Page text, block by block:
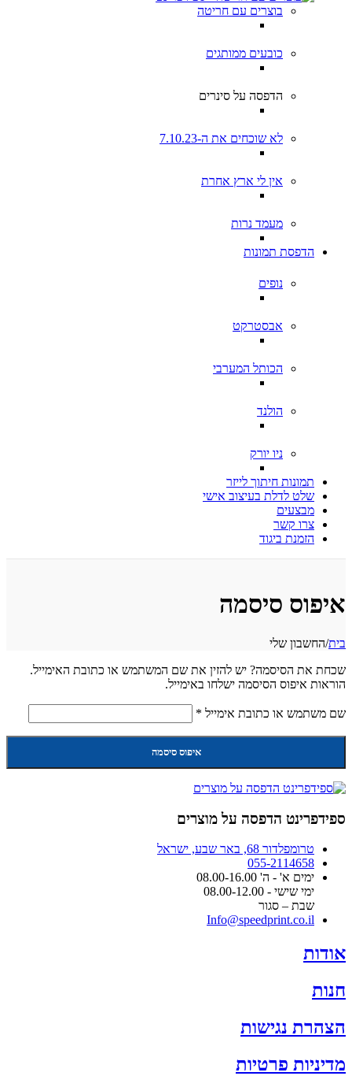
בוצרים עם חריטה
כובעים ממותגים
הדפסה על סינרים
לא שוכחים את ה-7.10.23
אין לי ארץ אחרת
מעמד נרות
הדפסת תמונות
נופים
אבסטרקט
הכותל המערבי
הולנד
ניו יורק
תמונות חיתוך לייזר
שלט לדלת בעיצוב אישי
מבצעים
צרו קשר
הזמנת ביגוד
איפוס סיסמה
בית/החשבון שלי
שכחת את הסיסמה? יש להזין את שם המשתמש או כתובת האימייל.
הוראות איפוס הסיסמה ישלחו באימייל.
שם משתמש או כתובת אימייל *
איפוס סיסמה
ספידפרינט הדפסה על מוצרים
טרומפלדור 68, באר שבע, ישראל
055-2114658
ימים א' - ה' 08.00-16.00
ימי שישי - 08.00-12.00
שבת – סגור
Info@speedprint.co.il
אודות
חנות
הצהרת נגישות
מדיניות פרטיות